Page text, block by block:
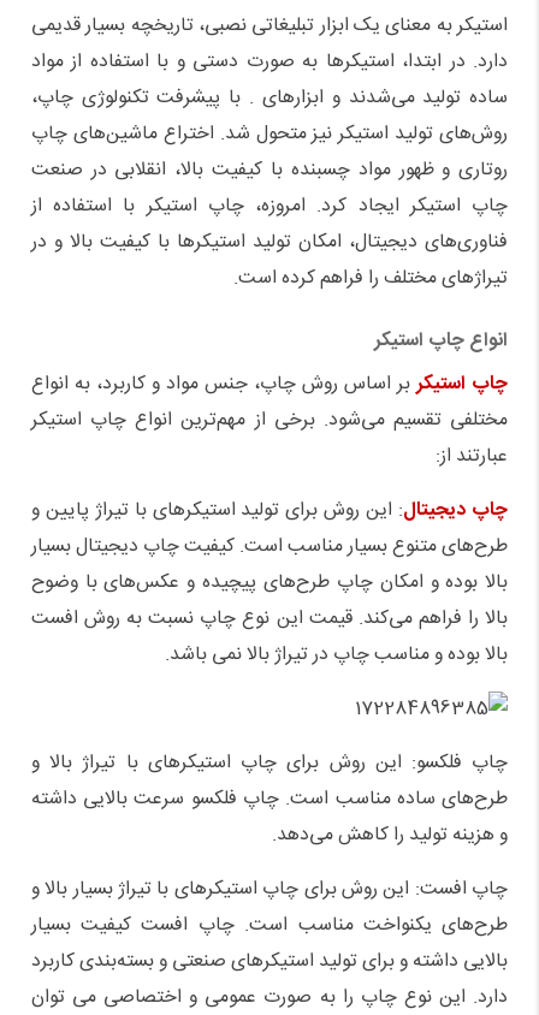
استیکر به معنای یک ابزار تبلیغاتی نصبی، تاریخچه بسیار قدیمی
دارد. در ابتدا، استیکرها به صورت دستی و با استفاده از مواد
ساده تولید می‌شدند و ابزارهای . با پیشرفت تکنولوژی چاپ،
روش‌های تولید استیکر نیز متحول شد. اختراع ماشین‌های چاپ
روتاری و ظهور مواد چسبنده با کیفیت بالا، انقلابی در صنعت
چاپ استیکر ایجاد کرد. امروزه، چاپ استیکر با استفاده از
فناوری‌های دیجیتال، امکان تولید استیکرها با کیفیت بالا و در
تیراژهای مختلف را فراهم کرده است.
انواع چاپ استیکر
چاپ استیکربر اساس روش چاپ، جنس مواد و کاربرد، به انواع
مختلفی تقسیم می‌شود. برخی از مهم‌ترین انواع چاپ استیکر
عبارتند از:
چاپ دیجیتال: این روش برای تولید استیکرهای با تیراژ پایین و
طرح‌های متنوع بسیار مناسب است. کیفیت چاپ دیجیتال بسیار
بالا بوده و امکان چاپ طرح‌های پیچیده و عکس‌های با وضوح
بالا را فراهم می‌کند. قیمت این نوع چاپ نسبت به روش افست
بالا بوده و مناسب چاپ در تیراژ بالا نمی باشد.
چاپ فلکسو: این روش برای چاپ استیکرهای با تیراژ بالا و
طرح‌های ساده مناسب است. چاپ فلکسو سرعت بالایی داشته
و هزینه تولید را کاهش می‌دهد.
چاپ افست: این روش برای چاپ استیکرهای با تیراژ بسیار بالا و
طرح‌های یکنواخت مناسب است. چاپ افست کیفیت بسیار
بالایی داشته و برای تولید استیکرهای صنعتی و بسته‌بندی کاربرد
دارد. این نوع چاپ را به صورت عمومی و اختصاصی می توان